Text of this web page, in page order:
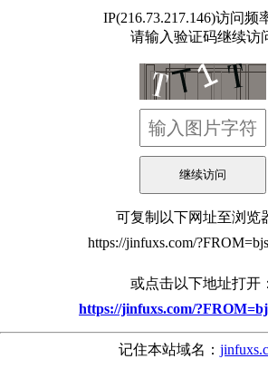
IP(216.73.217.146)访问频
请输入验证码继续访
可复制以下网址至浏览
https://jinfuxs.com/
或点击以下地址打开：
https://jinfuxs.com/
记住本站域名：